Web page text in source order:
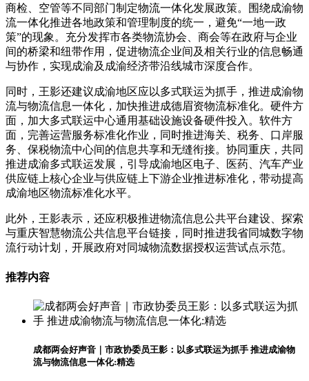
商检、空管等不同部门制定物流一体化发展政策。围绕成渝物
流一体化推进各地政策和管理制度的统一，避免“一地一政
策”的现象。充分发挥市各类物流协会、商会等在政府与企业
间的桥梁和纽带作用，促进物流企业间及相关行业的信息畅通
与协作，实现成渝及成渝经济带沿线城市深度合作。
同时，王影还建议成渝地区应以多式联运为抓手，推进成渝物
流与物流信息一体化，加快推进成德眉资物流标准化。硬件方
面，加大多式联运中心通用基础设施设备硬件投入。软件方
面，完善运营服务标准化作业，同时推进海关、税务、口岸服
务、保税物流中心间的信息共享和无缝衔接。协同重庆，共同
推进成渝多式联运发展，引导成渝地区电子、医药、汽车产业
供应链上核心企业与供应链上下游企业推进标准化，带动提高
成渝地区物流标准化水平。
此外，王影表示，还应积极推进物流信息公共平台建设、探索
与重庆智慧物流公共信息平台链接，同时推进我省同城数字物
流行动计划，开展政府对同城物流数据授权运营试点示范。
推荐内容
成都两会好声音｜市政协委员王影：以多式联运为抓手 推进成渝物
流与物流信息一体化:精选